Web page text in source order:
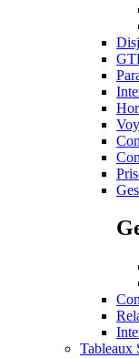
Tableaux